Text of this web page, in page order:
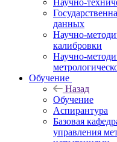
Научно-
данных
Научно-
калибровки
Научно-
Обучение
Назад
Обучение
Аспирантура
Базовая
управления